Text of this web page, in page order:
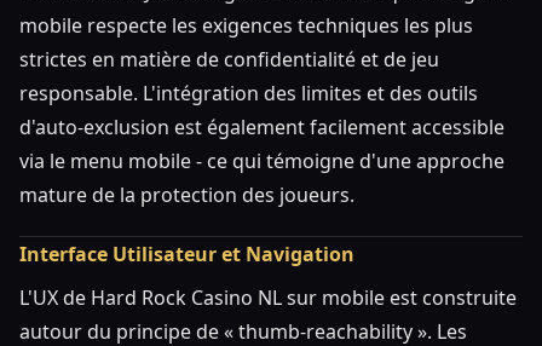
mobile respecte les exigences techniques les plus
strictes en matière de confidentialité et de jeu
responsable. L'intégration des limites et des outils
d'auto-exclusion est également facilement accessible
via le menu mobile - ce qui témoigne d'une approche
mature de la protection des joueurs.
Interface Utilisateur et Navigation
L'UX de Hard Rock Casino NL sur mobile est construite
autour du principe de « thumb-reachability ». Les